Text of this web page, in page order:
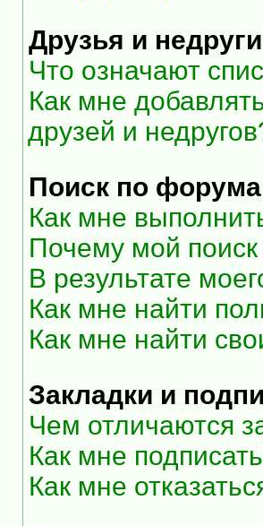
Друзья и недруги
Что означают
Как мне
друзей и
Поиск по
Как мне
Почему мой поиск
В результате
Как мне найти
Как мне найти
Закладки и
Чем отличаются
Как мне
Как мне